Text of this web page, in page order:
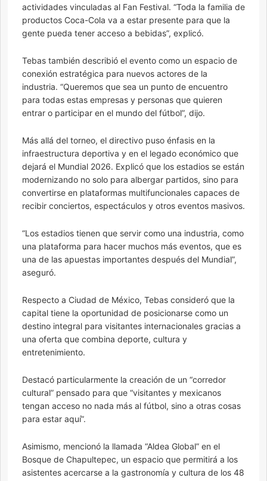
actividades vinculadas al Fan Festival. “Toda la familia de
productos Coca-Cola va a estar presente para que la
gente pueda tener acceso a bebidas”, explicó.
Tebas también describió el evento como un espacio de
conexión estratégica para nuevos actores de la
industria. “Queremos que sea un punto de encuentro
para todas estas empresas y personas que quieren
entrar o participar en el mundo del fútbol”, dijo.
Más allá del torneo, el directivo puso énfasis en la
infraestructura deportiva y en el legado económico que
dejará el Mundial 2026. Explicó que los estadios se están
modernizando no solo para albergar partidos, sino para
convertirse en plataformas multifuncionales capaces de
recibir conciertos, espectáculos y otros eventos masivos.
“Los estadios tienen que servir como una industria, como
una plataforma para hacer muchos más eventos, que es
una de las apuestas importantes después del Mundial”,
aseguró.
Respecto a Ciudad de México, Tebas consideró que la
capital tiene la oportunidad de posicionarse como un
destino integral para visitantes internacionales gracias a
una oferta que combina deporte, cultura y
entretenimiento.
Destacó particularmente la creación de un “corredor
cultural” pensado para que “visitantes y mexicanos
tengan acceso no nada más al fútbol, sino a otras cosas
para estar aquí”.
Asimismo, mencionó la llamada “Aldea Global” en el
Bosque de Chapultepec, un espacio que permitirá a los
asistentes acercarse a la gastronomía y cultura de los 48